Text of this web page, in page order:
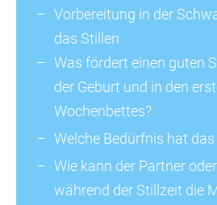
Vorbereitung in der
das Stillen
Was fördert einen guten
der Geburt und in den
Wochenbettes?
Welche Bedürfnis hat
Wie kann der Partner
während der Stillzeit die